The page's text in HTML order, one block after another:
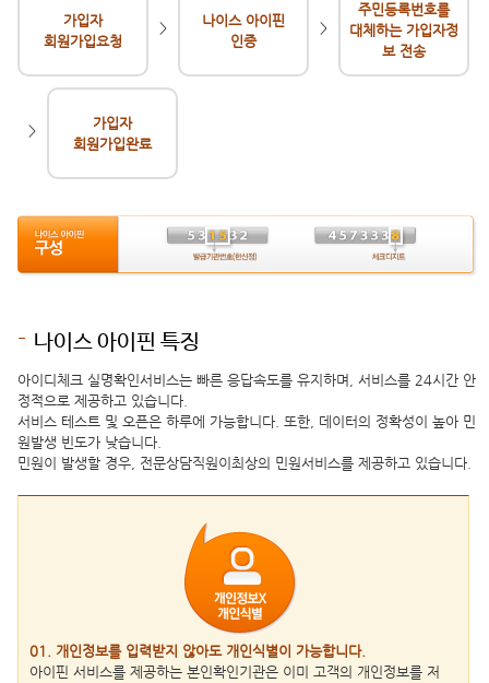
가입자
회원가입요청
>
나이스 아이핀
인증
>
주민등록번호를
대체하는 가입자정
보 전송
>
가입자
회원가입완료
나이스 아이핀 특징
아이디체크 실명확인서비스는 빠른 응답속도를 유지하며, 서비스를 24시간 안
정적으로 제공하고 있습니다.
서비스 테스트 및 오픈은 하루에 가능합니다. 또한, 데이터의 정확성이 높아 민
원발생 빈도가 낮습니다.
민원이 발생할 경우, 전문상담직원이최상의 민원서비스를 제공하고 있습니다.
01. 개인정보를 입력받지 않아도 개인식별이 가능합니다.
아이핀 서비스를 제공하는 본인확인기관은 이미 고객의 개인정보를 저